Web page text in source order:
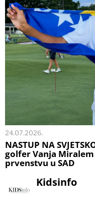
24.07.2026.
NASTUP NA
golfer Vanja
prvenstvu u SAD
Kidsinfo